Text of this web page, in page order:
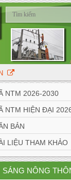
NTM 2026-2030
NTM HIỆN ĐẠI
BẢN
LIỆU THAM KHẢO
NÔNG